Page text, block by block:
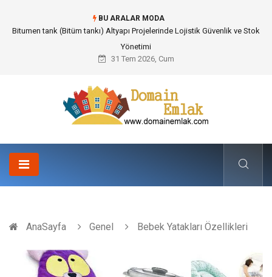
BU ARALAR MODA
Bitumen tank (Bitüm tankı) Altyapı Projelerinde Lojistik Güvenlik ve Stok
Yönetimi
31 Tem 2026, Cum
AnaSayfa Genel Bebek Yatakları Özellikleri